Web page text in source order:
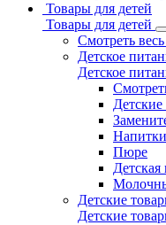
Товары для детей
Товары для детей
Смотреть весь
Детское
Детское
Напитки
Пюре
Детская
Детские
Детские